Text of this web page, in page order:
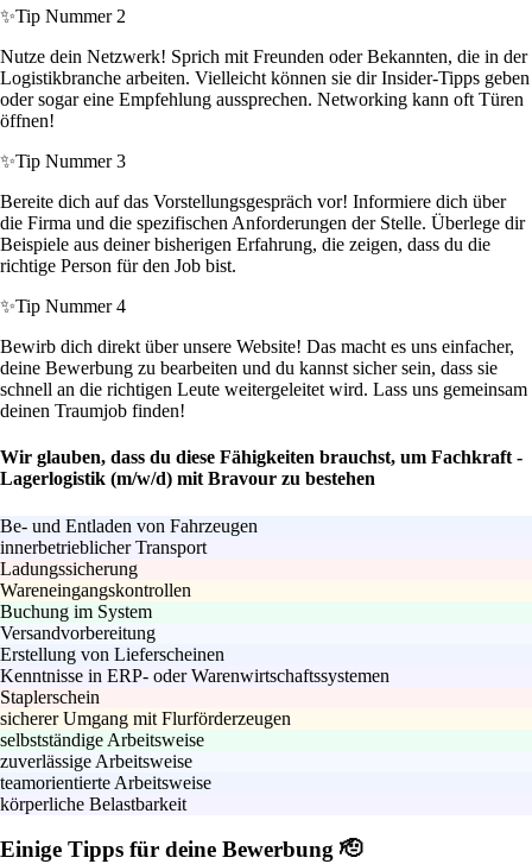
✨Tip Nummer 2
Nutze dein Netzwerk! Sprich mit Freunden oder Bekannten, die in der
Logistikbranche arbeiten. Vielleicht können sie dir Insider-Tipps geben
oder sogar eine Empfehlung aussprechen. Networking kann oft Türen
öffnen!
✨Tip Nummer 3
Bereite dich auf das Vorstellungsgespräch vor! Informiere dich über
die Firma und die spezifischen Anforderungen der Stelle. Überlege dir
Beispiele aus deiner bisherigen Erfahrung, die zeigen, dass du die
richtige Person für den Job bist.
✨Tip Nummer 4
Bewirb dich direkt über unsere Website! Das macht es uns einfacher,
deine Bewerbung zu bearbeiten und du kannst sicher sein, dass sie
schnell an die richtigen Leute weitergeleitet wird. Lass uns gemeinsam
deinen Traumjob finden!
Wir glauben, dass du diese Fähigkeiten brauchst, um Fachkraft -
Lagerlogistik (m/w/d) mit Bravour zu bestehen
Be- und Entladen von Fahrzeugen
innerbetrieblicher Transport
Ladungssicherung
Wareneingangskontrollen
Buchung im System
Versandvorbereitung
Erstellung von Lieferscheinen
Kenntnisse in ERP- oder Warenwirtschaftssystemen
Staplerschein
sicherer Umgang mit Flurförderzeugen
selbstständige Arbeitsweise
zuverlässige Arbeitsweise
teamorientierte Arbeitsweise
körperliche Belastbarkeit
Einige Tipps für deine Bewerbung 🫡